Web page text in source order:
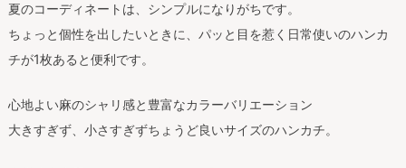
夏のコーディネートは、シンプルになりがちです。
ちょっと個性を出したいときに、パッと目を惹く日常使いのハンカ
チが1枚あると便利です。
心地よい麻のシャリ感と豊富なカラーバリエーション
大きすぎず、小さすぎずちょうど良いサイズのハンカチ。